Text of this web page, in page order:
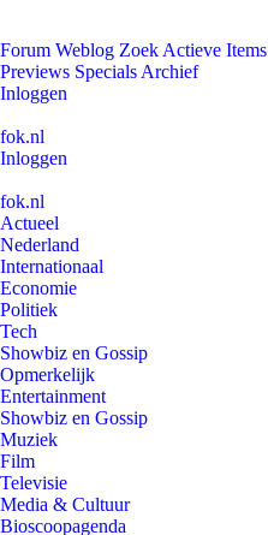
Forum Weblog Zoek Actieve Items
Previews Specials Archief
Inloggen
fok.nl
Inloggen
fok.nl
Actueel
Nederland
Internationaal
Economie
Politiek
Tech
Showbiz en Gossip
Opmerkelijk
Entertainment
Showbiz en Gossip
Muziek
Film
Televisie
Media & Cultuur
Bioscoopagenda